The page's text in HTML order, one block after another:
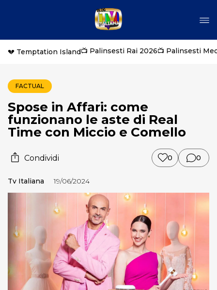
💔 Temptation Island📺 Palinsesti Rai 2026📺 Palinsesti
FACTUAL
Spose in Affari: come
funzionano le aste di Real
Time con Miccio e Comello
Condividi 0 0
Tv Italiana 19/06/2024